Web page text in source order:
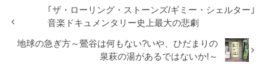
｢ザ・ローリング・ストーンズ/ギミー・シェルター｣
音楽ドキュメンタリー史上最大の悲劇
地球の急ぎ方～鶯谷は何もない?いや、ひだまりの
泉萩の湯があるではないか!～